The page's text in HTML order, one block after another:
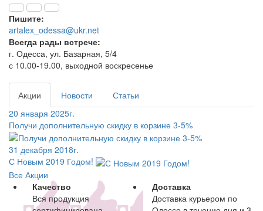
Пишите:
artalex_odessa@ukr.net
Всегда рады встрече:
г. Одесса, ул. Базарная, 5/4
с 10.00-19.00, выходной воскресенье
Акции Новости
Статьи
20 января 2025г.
Получи дополнительную скидку в корзине 3-5%
31 декабря 2018г.
С Новым 2019 Годом!
Все Акции
Качество
Вся продукция
Доставка
Доставка курьером по